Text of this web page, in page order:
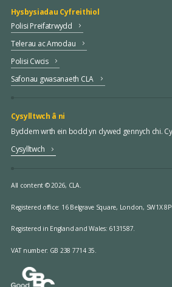
Hysbysiadau Cyfreithiol
Polisi Preifatrwydd
Telerau ac Amodau
Polisi Cwcis
Safonau gwasanaeth CLA
Cysylltwch â ni
Byddem wrth ein bodd yn clywed gennych chi.
Cysylltwch
All content © 2026, CLA.
Registered office: 16 Belgrave Square, London, SW1X
Registered in England and Wales: 6131587.
VAT number: GB 238 7714 35.